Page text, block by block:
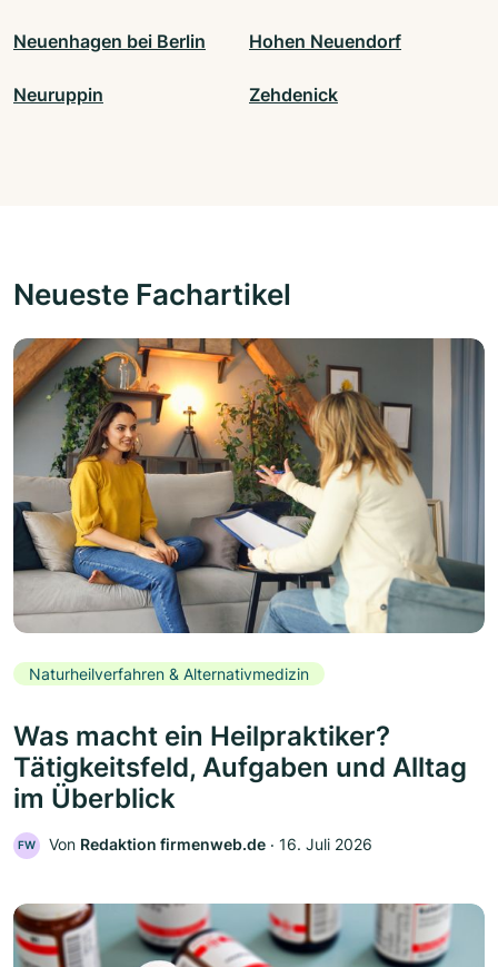
Neuenhagen bei Berlin Hohen Neuendorf
Neuruppin Zehdenick
Neueste Fachartikel
Naturheilverfahren & Alternativmedizin
Was macht ein Heilpraktiker?
Tätigkeitsfeld, Aufgaben und Alltag
im Überblick
FW Von Redaktion firmenweb.de ‧ 16. Juli 2026